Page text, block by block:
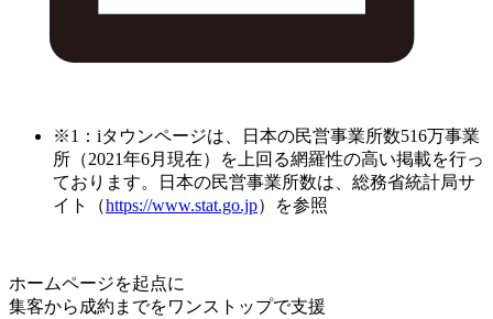
※1：iタウンページは、日本の民営事業所数516万事業
所（2021年6月現在）を上回る網羅性の高い掲載を行っ
ております。日本の民営事業所数は、総務省統計局サ
イト（https://www.stat.go.jp）を参照
ホームページを起点に
集客から成約までをワンストップで支援